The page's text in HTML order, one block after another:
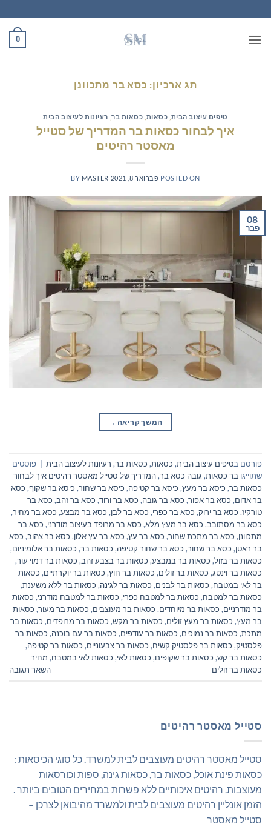
to
content
0
תג ארכיון: כסא בר מתכוונן
טיפים עיצוב הבית כסאות כסאות בר, רעיונות לעיצוב הבית
איך לבחור כסאות בר המדריך של סטייל
מאסטר רהיטים
POSTED ON פברואר 8, 2021 BY MASTER
08
פבר
המשך קריאה →
פורסם בטיפים עיצוב הבית, כסאות, כסאות בר, רעיונות לעיצוב הבית
פוסטים
שתוייגו בר כסאות, גובה כסא בר,המדריך של סטייל מאסטר רהיטים איך לבחור
כסאות בר, כיסא בר מעץ, כיסא בר קטיפה, כיסא בר שחור, כיסא בר שקוף, כסא
בר אדום, כסא בר אפור, כסא בר גובה, כסא בר ורוד, כסא בר זהב, כסא בר
טורקיז, כסא בר ירוק, כסא בר כפרי, כסא בר לבן, כסא בר מבצע, כסא בר מחיר,
כסא בר מסתובב, כסא בר מעץ מלא, כסא בר מרופד בעיצוב מודרני, כסא בר
מתכוונן, כסא בר מתכת שחור, כסא בר עץ, כסא בר עץ אלון, כסא בר צהוב, כסא
בר ראטן, כסא בר שחור, כסא בר שחור קטיפה, כסאות בר, כסאות בר אלומיניום,
כסאות בר בזול, כסאות בר במבצע, כסאות בר בצבע זהב, כסאות בר דמוי עור,
כסאות בר וינטג, כסאות בר זולים, כסאות בר חוץ, כסאות בר יוקרתיים, כסאות
בר לאי במטבח, כסאות בר לבנים, כסאות בר לגינה, כסאות בר ללא משענת,
כסאות בר למטבח, כסאות בר למטבח כפרי, כסאות בר למטבח מודרני, כסאות
בר מודרניים, כסאות בר מיוחדים, כסאות בר מעוצבים, כסאות בר מעור, כסאות
בר מעץ, כסאות בר מעץ זולים, כסאות בר מקש, כסאות בר מרופדים, כסאות בר
מתכת, כסאות בר נמוכים, כסאות בר עודפים, כסאות בר עם בוכנה, כסאות בר
פלסטיק, כסאות בר פלסטיק קשיח, כסאות בר צבעוניים, כסאות בר קטיפה,
כסאות בר קש, כסאות בר שקופים, כסאות לאי, כסאות לאי במטבח, מחיר
כסאות בר זולים
השאר תגובה
סטייל מאסטר רהיטים
סטייל מאסטר רהיטים מעוצבים לבית למשרד. כל סוגי הכיסאות :
כסאות פינת אוכל, כסאות בר, כסאות גינה, ספות וכורסאות
מעוצבות. רהיטים איכותיים ללא פשרות במחירים הטובים ביותר .
הזמן אונליין רהיטים מעוצבים לבית ולמשרד מהיבואן לצרכן –
סטייל מאסטר